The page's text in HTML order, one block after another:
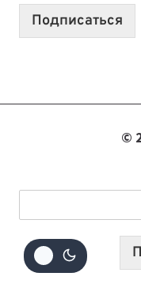
10
Подписаться
©